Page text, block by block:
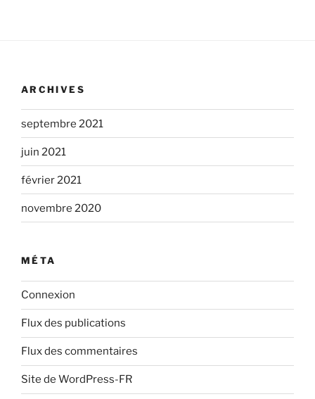
ARCHIVES
septembre 2021
juin 2021
février 2021
novembre 2020
MÉTA
Connexion
Flux des publications
Flux des commentaires
Site de WordPress-FR